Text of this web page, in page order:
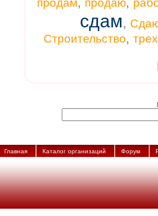
продам
продаю
сдам,
Строительство,
Главная Каталог организаций Форум